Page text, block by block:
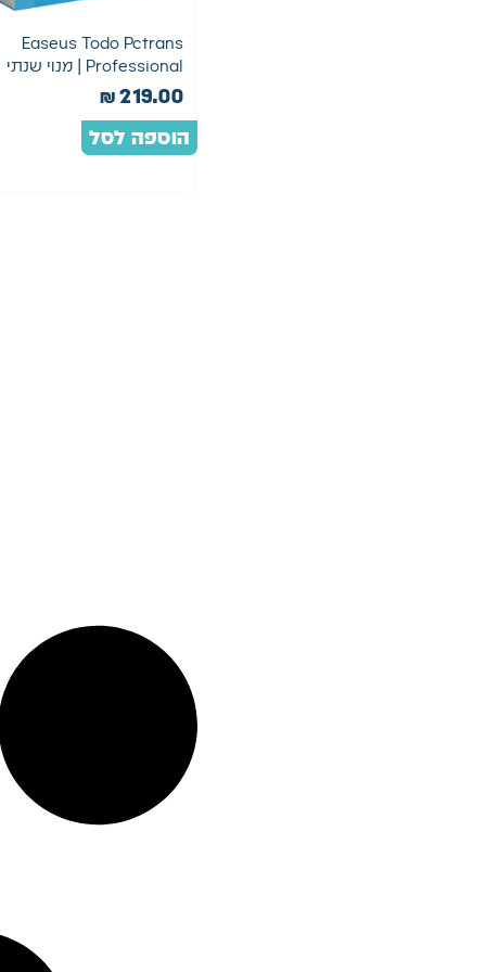
Easeus Todo Pctrans
Professional | מנוי שנתי
₪219.00
הוספה לסל